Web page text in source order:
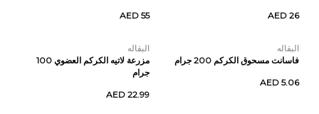
AED 26
AED 55
البقاله
فاسانت مسحوق الكركم 200 جرام
AED 5.06
البقاله
مزرعة لاتيه الكركم العضوي 100
جرام
AED 22.99